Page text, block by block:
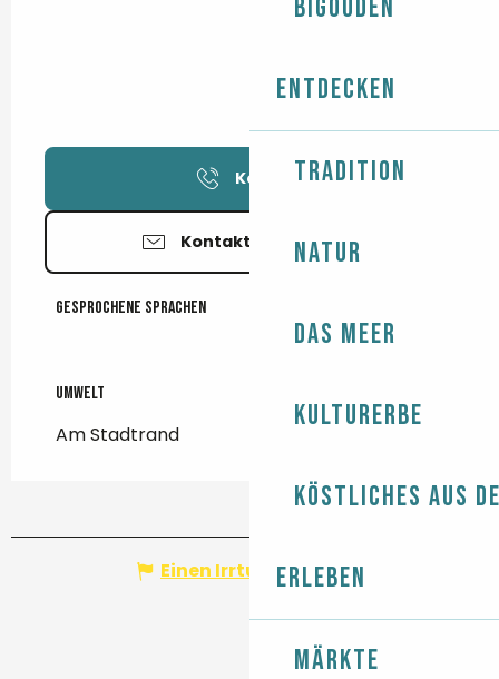
Bigouden
Entdecken
Tradition
Natur
Das Meer
Kulturerbe
Köstliches aus
Erleben
Märkte
Kontakt
Kontaktieren Sie uns
Gesprochene Sprachen
Gesprochene Sprachen
Umwelt
Umwelt
Am Stadtrand
Einen Irrtum angeben